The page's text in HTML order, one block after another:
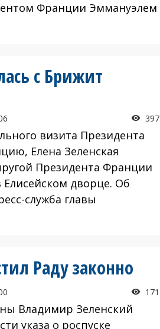
Франции Эммануэлем
с Брижит
397
визита Президента
Елена Зеленская
Президента Франции
дворце. Об
служба главы
Раду законно
171
Владимир Зеленский
указа о роспуске